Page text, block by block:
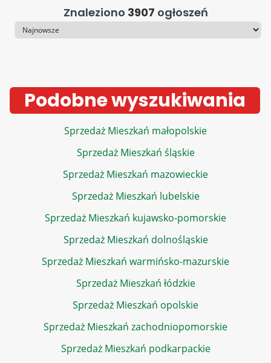
Znaleziono 3907 ogłoszeń
Sortowanie
Podobne wyszukiwania
Sprzedaż Mieszkań małopolskie
Sprzedaż Mieszkań śląskie
Sprzedaż Mieszkań mazowieckie
Sprzedaż Mieszkań lubelskie
Sprzedaż Mieszkań kujawsko-pomorskie
Sprzedaż Mieszkań dolnośląskie
Sprzedaż Mieszkań warmińsko-mazurskie
Sprzedaż Mieszkań łódzkie
Sprzedaż Mieszkań opolskie
Sprzedaż Mieszkań zachodniopomorskie
Sprzedaż Mieszkań podkarpackie